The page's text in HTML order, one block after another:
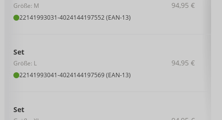
Größe: M
22141993031-4024144197552 (EAN-13)
94,95 €
Set
Größe: L
22141993041-4024144197569 (EAN-13)
94,95 €
Set